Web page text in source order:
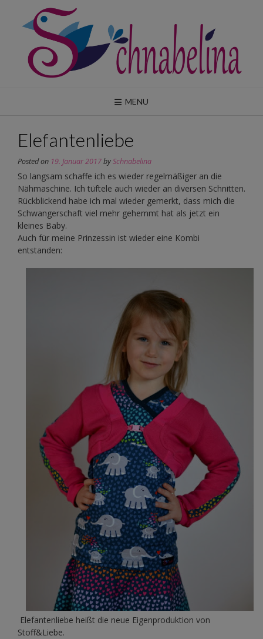
content
MENU
Elefantenliebe
Posted on 19. Januar 2017bySchnabelina
So langsam schaffe ich es wieder regelmäßiger an die
Nähmaschine. Ich tüftele auch wieder an diversen Schnitten.
Rückblickend habe ich mal wieder gemerkt, dass mich die
Schwangerschaft viel mehr gehemmt hat als jetzt ein
kleines Baby.
Auch für meine Prinzessin ist wieder eine Kombi
entstanden:
Elefantenliebe heißt die neue Eigenproduktion von
Stoff&Liebe.